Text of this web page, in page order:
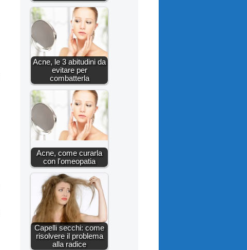
Acne, le 3 abitudini da
evitare per
combatterla
Acne, come curarla
con l'omeopatia
Capelli secchi: come
risolvere il problema
alla radice